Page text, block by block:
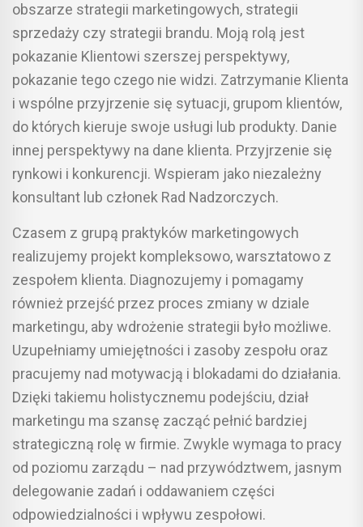
obszarze strategii marketingowych, strategii
sprzedaży czy strategii brandu. Moją rolą jest
pokazanie Klientowi szerszej perspektywy,
pokazanie tego czego nie widzi. Zatrzymanie Klienta
i wspólne przyjrzenie się sytuacji, grupom klientów,
do których kieruje swoje usługi lub produkty. Danie
innej perspektywy na dane klienta. Przyjrzenie się
rynkowi i konkurencji. Wspieram jako niezależny
konsultant lub członek Rad Nadzorczych.
Czasem z grupą praktyków marketingowych
realizujemy projekt kompleksowo, warsztatowo z
zespołem klienta. Diagnozujemy i pomagamy
również przejść przez proces zmiany w dziale
marketingu, aby wdrożenie strategii było możliwe.
Uzupełniamy umiejętności i zasoby zespołu oraz
pracujemy nad motywacją i blokadami do działania.
Dzięki takiemu holistycznemu podejściu, dział
marketingu ma szansę zacząć pełnić bardziej
strategiczną rolę w firmie. Zwykle wymaga to pracy
od poziomu zarządu – nad przywództwem, jasnym
delegowanie zadań i oddawaniem części
odpowiedzialności i wpływu zespołowi.